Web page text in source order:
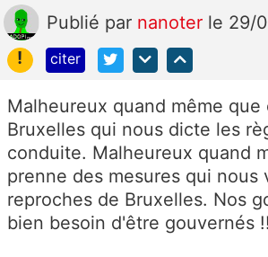
Publié par nanoter le 29/
!
citer
Malheureux quand même que
Bruxelles qui nous dicte les
conduite. Malheureux quand
prenne des mesures qui nous
reproches de Bruxelles. Nos
bien besoin d'être gouvernés